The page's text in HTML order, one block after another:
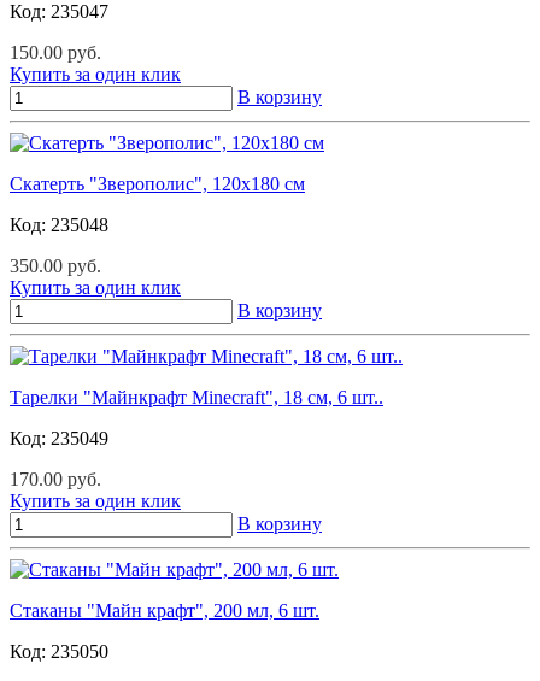
Код: 235047
150.00 руб.
Купить за один клик
В корзину
Скатерть "Зверополис", 120х180 см
Код: 235048
350.00 руб.
Купить за один клик
В корзину
Тарелки "Майнкрафт Minecraft", 18 см, 6 шт..
Код: 235049
170.00 руб.
Купить за один клик
В корзину
Стаканы "Майн крафт", 200 мл, 6 шт.
Код: 235050